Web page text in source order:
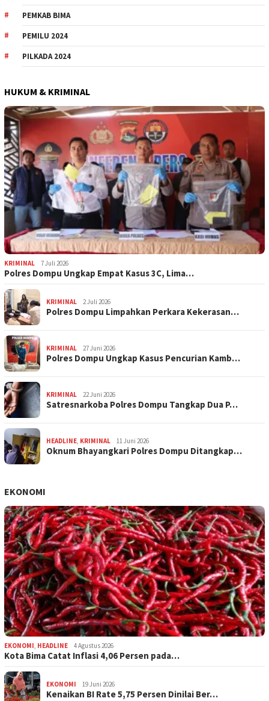
PEMKAB BIMA
PEMILU 2024
PILKADA 2024
HUKUM & KRIMINAL
KRIMINAL 7 Juli 2026
Polres Dompu Ungkap Empat Kasus 3C, Lima…
KRIMINAL 2 Juli 2026
Polres Dompu Limpahkan Perkara Kekerasan…
KRIMINAL 27 Juni 2026
Polres Dompu Ungkap Kasus Pencurian Kamb…
KRIMINAL 22 Juni 2026
Satresnarkoba Polres Dompu Tangkap Dua P…
HEADLINE, KRIMINAL 11 Juni 2026
Oknum Bhayangkari Polres Dompu Ditangkap…
EKONOMI
EKONOMI, HEADLINE 4 Agustus 2026
Kota Bima Catat Inflasi 4,06 Persen pada…
EKONOMI 19 Juni 2026
Kenaikan BI Rate 5,75 Persen Dinilai Ber…